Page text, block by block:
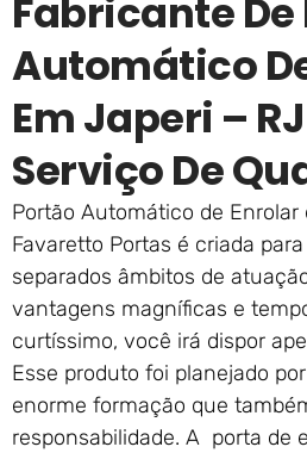
Fabricante
Automático
Em Japeri –
Serviço De
Portão Automático de
Favaretto Portas é criada
separados âmbitos de
vantagens magníficas e
curtíssimo, você irá dispor
Esse produto foi planejado
enorme formação que
responsabilidade. A porta de